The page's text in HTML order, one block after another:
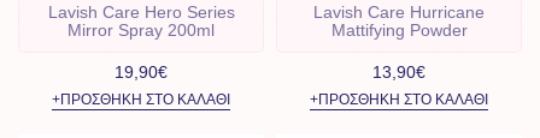
Lavish Care Hero Series
Mirror Spray 200ml
19,90€
+ΠΡΟΣΘΉΚΗ ΣΤΟ ΚΑΛΆΘΙ
Lavish Care Hurricane
Mattifying Powder
13,90€
+ΠΡΟΣΘΉΚΗ ΣΤΟ ΚΑΛΆΘΙ